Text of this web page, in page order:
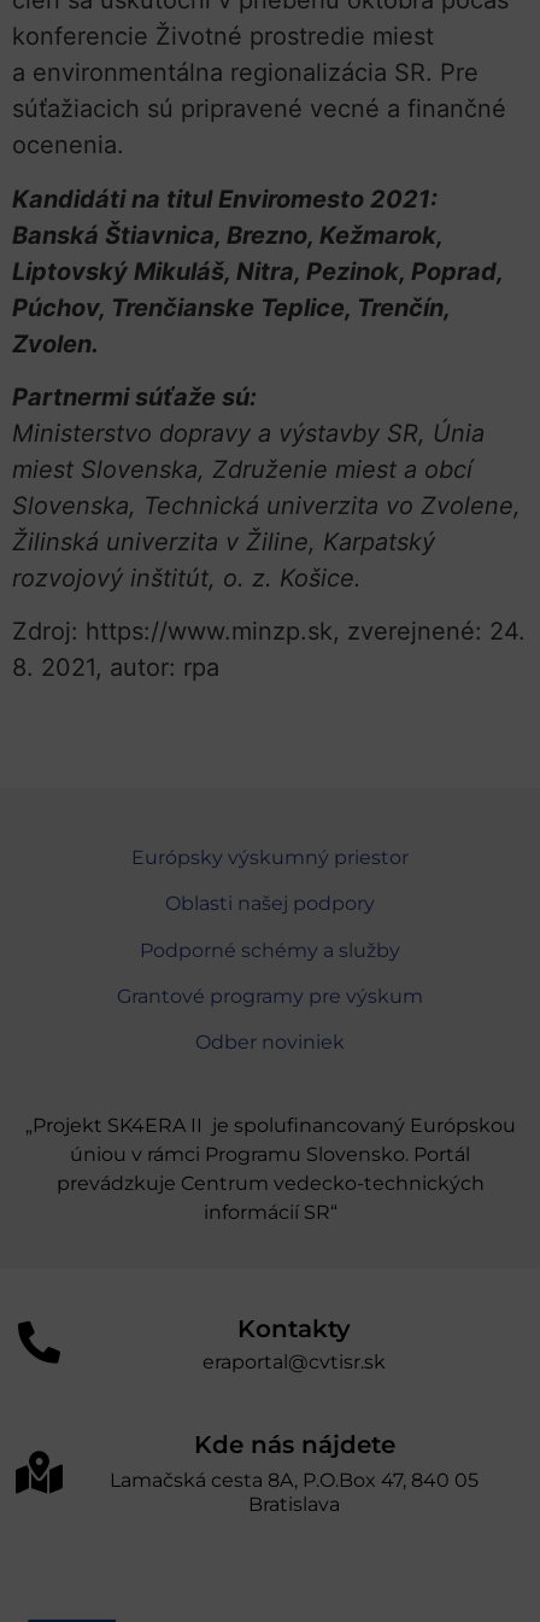
konferencie Životné prostredie miest
a environmentálna regionalizácia SR. Pre
súťažiacich sú pripravené vecné a finančné
ocenenia.
Kandidáti na titul Enviromesto 2021:
Banská Štiavnica, Brezno, Kežmarok,
Liptovský Mikuláš, Nitra, Pezinok, Poprad,
Púchov, Trenčianske Teplice, Trenčín,
Zvolen.
Partnermi súťaže sú:
Ministerstvo dopravy a výstavby SR, Únia
miest Slovenska, Združenie miest a obcí
Slovenska, Technická univerzita vo Zvolene,
Žilinská univerzita v Žiline, Karpatský
rozvojový inštitút, o. z. Košice.
Zdroj: https://www.minzp.sk, zverejnené: 24.
8. 2021, autor: rpa
Európsky výskumný priestor
Oblasti našej podpory
Podporné schémy a služby
Grantové programy pre výskum
Odber noviniek
„Projekt SK4ERA II je spolufinancovaný Európskou
úniou v rámci Programu Slovensko. Portál
prevádzkuje Centrum vedecko-technických
informácií SR“
Kontakty
eraportal@cvtisr.sk
Kde nás nájdete
Lamačská cesta 8A, P.O.Box 47, 840 05
Bratislava